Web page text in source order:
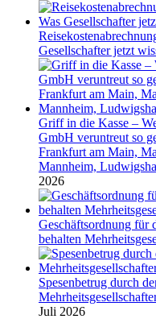
Gesellschafter jetzt
Griff in die Kasse –
GmbH veruntreut so
Frankfurt am Main,
Mannheim,
2026
Geschäftsordnung für
behalten
Spesenbetrug durch
Juli 2026